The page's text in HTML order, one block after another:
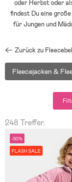
oder Herbst oder
findest Du eine
für Jungen und
Zurück zu
Fleecejacken &
248 Treffer.
-50%
FLASH SALE